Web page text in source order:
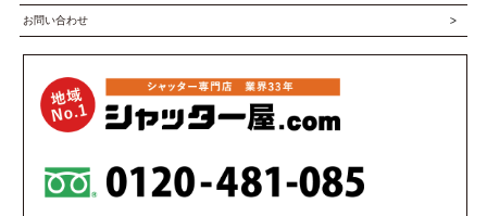
お問い合わせ